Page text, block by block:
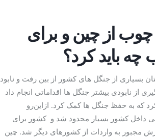
چوب از چین و برای
باید کرد؟
بسیاری از جنگل­ های کشور از بین رفت و نابود
از نابودی بیشتر جنگل­ ها اقداماتی انجام داد
که به حفظ جنگل­ ها کمک کرد. ازاین‌رو
داخل کشور بسیار محدود شد و کشور برای
مجبور به واردات از کشورهای دیگر شد. چین